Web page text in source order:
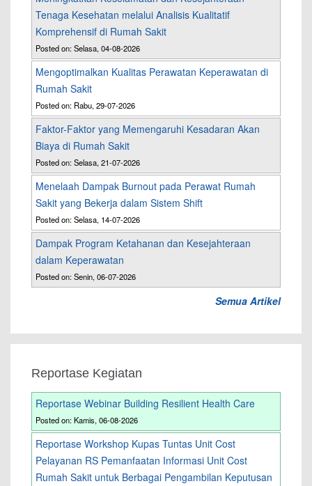
Tenaga Kesehatan melalui Analisis Kualitatif
Komprehensif di Rumah Sakit
Posted on: Selasa, 04-08-2026
Mengoptimalkan Kualitas Perawatan Keperawatan di
Rumah Sakit
Posted on: Rabu, 29-07-2026
Faktor-Faktor yang Memengaruhi Kesadaran Akan
Biaya di Rumah Sakit
Posted on: Selasa, 21-07-2026
Menelaah Dampak Burnout pada Perawat Rumah
Sakit yang Bekerja dalam Sistem Shift
Posted on: Selasa, 14-07-2026
Dampak Program Ketahanan dan Kesejahteraan
dalam Keperawatan
Posted on: Senin, 06-07-2026
Semua Artikel
Reportase Kegiatan
Reportase Webinar Building Resilient Health Care
Posted on: Kamis, 06-08-2026
Reportase Workshop Kupas Tuntas Unit Cost
Pelayanan RS Pemanfaatan Informasi Unit Cost
Rumah Sakit untuk Berbagai Pengambilan Keputusan